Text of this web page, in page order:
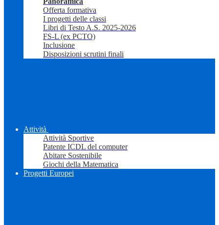
Offerta formativa
I progetti delle classi
Libri di Testo A.S. 2025-2026
FS-L (ex PCTO)
Inclusione
Disposizioni scrutini finali
Attività
Attività Sportive
Patente ICDL del computer
Abitare Sostenibile
Giochi della Matematica
Progetti Europei